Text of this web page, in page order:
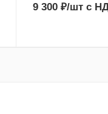
9 300₽/штс